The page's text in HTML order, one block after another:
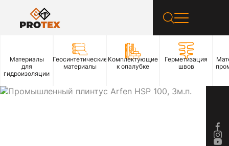
Материалы
для
гидроизоляции
Геосинтетические
материалы
Комплектующие
к опалубке
Герметизация
швов